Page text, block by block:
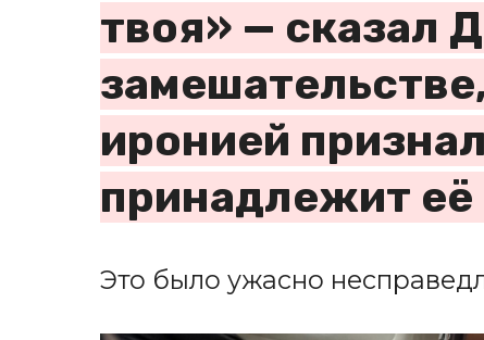
твоя» — сказал
иронией
принадлежит
Это было ужасно